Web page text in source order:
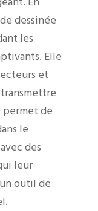
dessinée
les
Elle
et
permet de
le
des
leur
outil de